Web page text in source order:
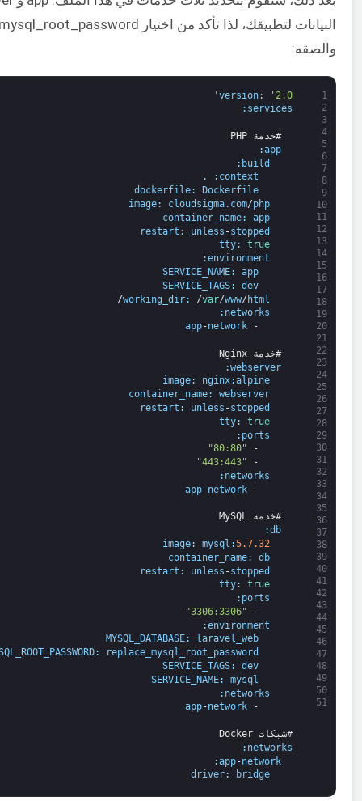
والصقه:
1
2
3
4
5
6
7
8
9
10
11
12
13
14
15
16
17
18
19
20
21
22
23
24
25
26
27
28
29
30
31
32
33
34
35
36
37
38
39
40
41
42
43
44
45
46
47
48
49
50
51
version:
'2.0'
services
:
#خدمة PHP
app
:
build
:
context
:
.
dockerfile:
Dockerfile
image: cloudsigma. com/php
container_name:
app
restart : unless -stopped
tty:
true
environment
:
SERVICE_NAME:
app
SERVICE_TAGS:
dev
working_dir: /var/www/ html
/
networks
:
-
app-network
#خدمة Nginx
webserver
:
image: nginx:alpine
container_name:
webserver
restart : unless -stopped
tty:
true
ports
:
-
"80:80"
-
"443:443"
networks
:
-
app-network
#خدمة MySQL
db
:
image: mysql :5.7.32
container_name:
db
restart : unless -stopped
tty:
true
ports
:
-
"3306:3306"
environment
:
MYSQL_DATABASE:
laravel_web
:
replace_mysql_root_password
SERVICE_TAGS:
dev
SERVICE_NAME:
mysql
networks
:
-
app-network
#شبكات Docker
networks
:
app-network
:
driver: bridge